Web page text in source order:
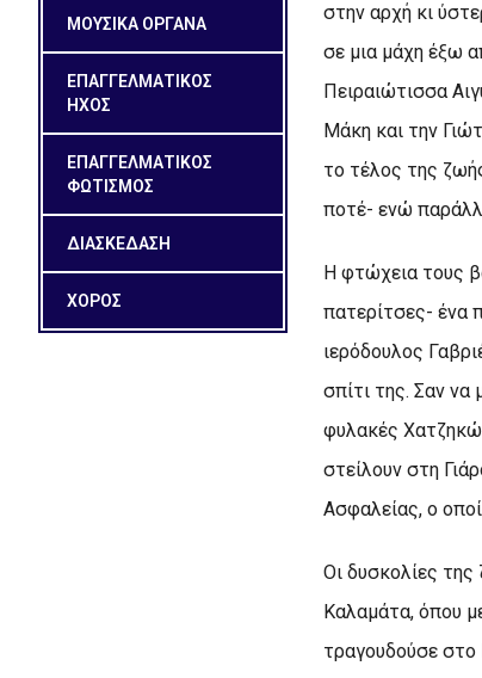
ΜΟΥΣΙΚΑ ΟΡΓΑΝΑ
ΕΠΑΓΓΕΛΜΑΤΙΚΟΣ
ΗΧΟΣ
ΕΠΑΓΓΕΛΜΑΤΙΚΟΣ
ΦΩΤΙΣΜΟΣ
ΔΙΑΣΚΕΔΑΣΗ
ΧΟΡΟΣ
στην αρχή κι
σε μια μάχη έξω
Πειραιώτισσα
Mάκη και την
το τέλος της
ποτέ- ενώ
H φτώχεια τους
πατερίτσες- ένα
ιερόδουλος
σπίτι της. Σαν
φυλακές
στείλουν στη
Aσφαλείας, ο
Oι δυσκολίες
Kαλαμάτα, όπου
τραγουδούσε στο